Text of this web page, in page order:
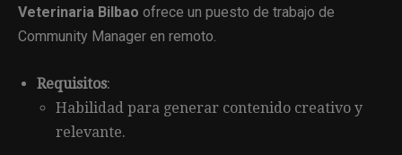
Veterinaria Bilbao ofrece un puesto de trabajo de
Community Manager en remoto.
Requisitos:
Habilidad para generar contenido creativo y
relevante.